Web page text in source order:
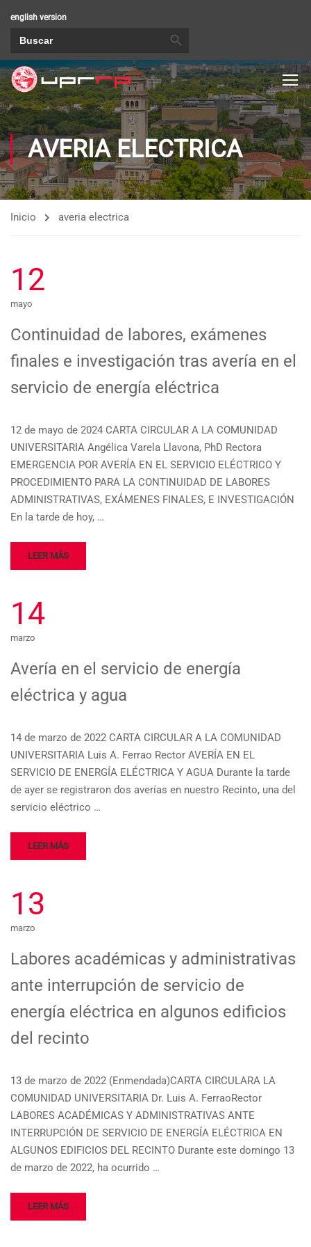
english version
AVERIA ELECTRICA
Inicio averia electrica
12
mayo
Continuidad de labores, exámenes
finales e investigación tras avería en el
servicio de energía eléctrica
12 de mayo de 2024 CARTA CIRCULAR A LA COMUNIDAD
UNIVERSITARIA Angélica Varela Llavona, PhD Rectora
EMERGENCIA POR AVERÍA EN EL SERVICIO ELÉCTRICO Y
PROCEDIMIENTO PARA LA CONTINUIDAD DE LABORES
ADMINISTRATIVAS, EXÁMENES FINALES, E INVESTIGACIÓN
En la tarde de hoy, …
LEER MÁS
14
marzo
Avería en el servicio de energía
eléctrica y agua
14 de marzo de 2022 CARTA CIRCULAR A LA COMUNIDAD
UNIVERSITARIA Luis A. Ferrao Rector AVERÍA EN EL
SERVICIO DE ENERGÍA ELÉCTRICA Y AGUA Durante la tarde
de ayer se registraron dos averías en nuestro Recinto, una del
servicio eléctrico …
LEER MÁS
13
marzo
Labores académicas y administrativas
ante interrupción de servicio de
energía eléctrica en algunos edificios
del recinto
13 de marzo de 2022 (Enmendada)CARTA CIRCULARA LA
COMUNIDAD UNIVERSITARIA Dr. Luis A. FerraoRector
LABORES ACADÉMICAS Y ADMINISTRATIVAS ANTE
INTERRUPCIÓN DE SERVICIO DE ENERGÍA ELÉCTRICA EN
ALGUNOS EDIFICIOS DEL RECINTO Durante este domingo 13
de marzo de 2022, ha ocurrido …
LEER MÁS